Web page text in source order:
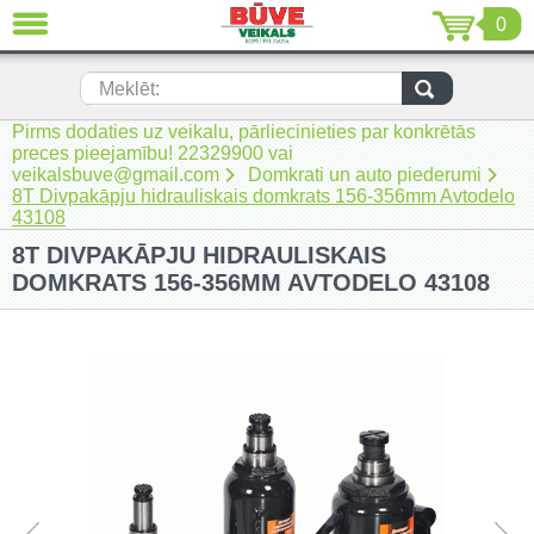
0
Meklēt:
Pirms dodaties uz veikalu, pārliecinieties par konkrētās
preces pieejamību! 22329900 vai
veikalsbuve@gmail.com
Domkrati un auto piederumi
8T Divpakāpju hidrauliskais domkrats 156-356mm Avtodelo
43108
8T DIVPAKĀPJU HIDRAULISKAIS
DOMKRATS 156-356MM AVTODELO 43108
AIZVĒRT
Jaunumi (230)
Akumulatora instrumenti (205)
Akumulatoru lādētāji un piederumi
(116)
Auto ķīmija un piederumi kopšanai
(22)
Rokas elektroinstrumenti (2)